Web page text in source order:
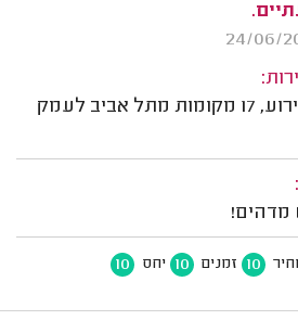
הסעה לאירוע, 17 מקומות מתל אביב לעמק
מדהים!
10 זמנים 10 יחס 10